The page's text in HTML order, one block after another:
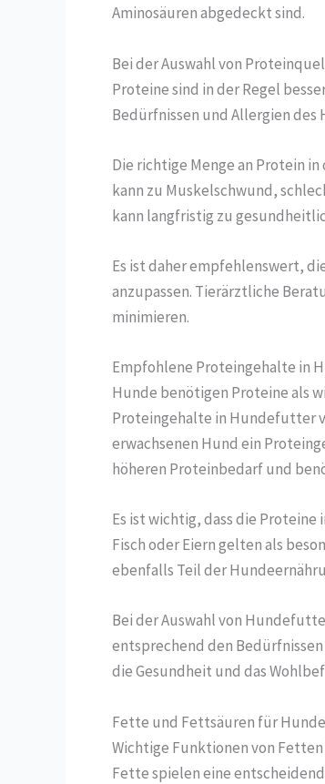
Aminosäuren abgedeckt sind.
Bei der Auswahl von
Proteine sind in der Regel
Bedürfnissen und Allergien des
Die richtige Menge an Protein
kann zu Muskelschwund,
kann langfristig zu
Es ist daher empfehlenswert,
anzupassen. Tierärztliche
minimieren.
Empfohlene Proteingehalte in
Hunde benötigen Proteine als
Proteingehalte in Hundefutter
erwachsenen Hund ein
höheren Proteinbedarf und
Es ist wichtig, dass die
Fisch oder Eiern gelten als
ebenfalls Teil der
Bei der Auswahl von
entsprechend den
die Gesundheit und das
Fette und Fettsäuren für Hunde
Wichtige Funktionen von
Fette spielen eine